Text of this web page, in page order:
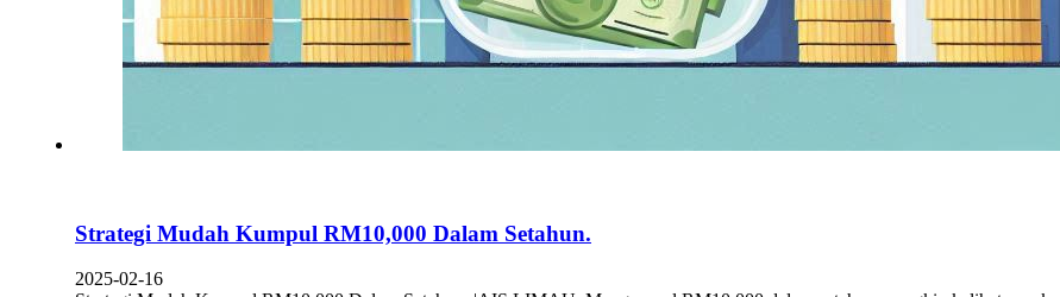
Strategi Mudah Kumpul RM10,000 Dalam Setahun.
2025-02-16